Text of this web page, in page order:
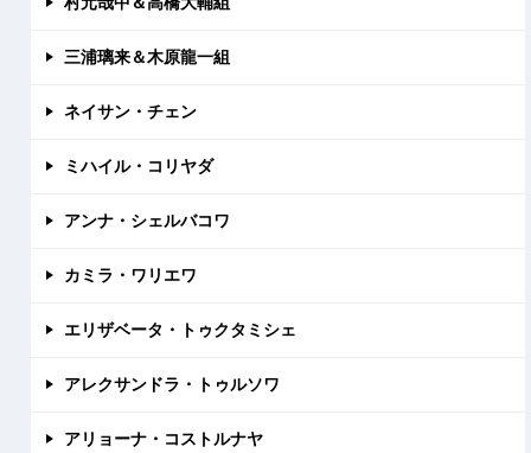
三浦璃来＆木原龍一組
ネイサン・チェン
ミハイル・コリヤダ
アンナ・シェルバコワ
カミラ・ワリエワ
エリザベータ・トゥクタミシェ
アレクサンドラ・トゥルソワ
アリョーナ・コストルナヤ